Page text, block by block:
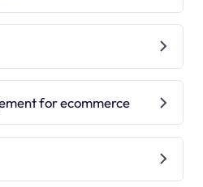
for ecommerce